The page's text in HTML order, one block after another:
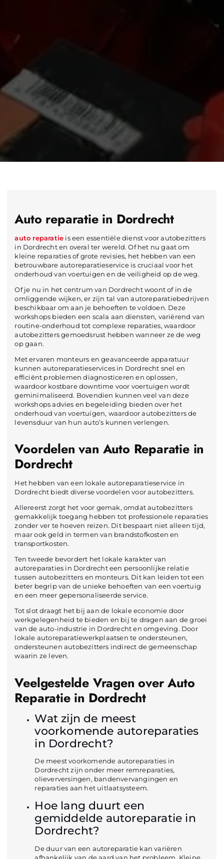
Auto reparatie in Dordrecht
auto reparatie is een essentiële dienst voor autobezitters
in Dordrecht en overal ter wereld. Of het nu gaat om
kleine reparaties of grote revisies, het hebben van een
betrouwbare autoreparatieservice is cruciaal voor het
onderhoud van voertuigen en de veiligheid op de weg.
Of je nu in het centrum van Dordrecht woont of in de
omliggende wijken, er zijn tal van autoreparatiebedrijven
beschikbaar om aan je behoeften te voldoen. Deze
workshops bieden een scala aan diensten, variërend van
routine-onderhoud tot complexe reparaties, waardoor
autobezitters gemoedsrust hebben wanneer ze de weg
op gaan.
Met ervaren monteurs en geavanceerde apparatuur
kunnen autoreparatieservices in Dordrecht snel en
efficiënt problemen diagnosticeren en oplossen,
waardoor kostbare downtime voor voertuigen wordt
geminimaliseerd. Bovendien kunnen veel van deze
workshops advies en begeleiding bieden over het
onderhoud van voertuigen, waardoor autobezitters de
levensduur van hun auto’s kunnen verlengen.
Voordelen van Auto Reparatie in
Dordrecht
Het hebben van een lokale autoreparatieservice in
Dordrecht biedt diverse voordelen voor autobezitters.
Allereerst zorgt het voor gemak, omdat autobezitters
gemakkelijk toegang hebben tot professionele reparaties
zonder ver te hoeven reizen. Dit bespaart niet alleen tijd,
maar ook geld in termen van brandstofkosten en
transportkosten.
Ten tweede bevordert het lokale karakter van
autoreparaties in Dordrecht een persoonlijke relatie
tussen autobezitters en monteurs. Dit kan leiden tot een
beter begrip van de unieke behoeften van een voertuig
en een meer gepersonaliseerde service.
Tot slot draagt het bij aan de lokale economie door
werkgelegenheid te bieden en bij te dragen aan de groei
van de auto-industrie in Dordrecht en omgeving. Door
lokale autoreparatiewerkplaatsen te ondersteunen,
ondersteunen autobezitters indirect de gemeenschap
waarin ze leven.
Veelgestelde Vragen over Auto
Reparatie in Dordrecht
Wat zijn de meest
voorkomende autoreparaties
in Dordrecht?
De meest voorkomende autoreparaties in
Dordrecht zijn onder meer remreparaties,
olieverversingen, bandenvervangingen en
reparaties aan het uitlaatsysteem.
Hoe lang duurt een
gemiddelde autoreparatie in
Dordrecht?
De duur van een autoreparatie kan variëren